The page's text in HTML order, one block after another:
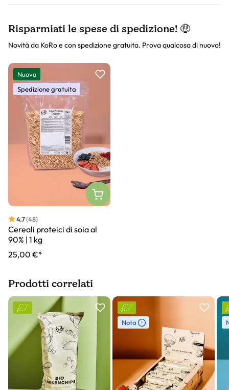
Risparmiati le spese di spedizione! 🤑
Novità da KoRo e con spedizione gratuita. Prova qualcosa di nuovo!
Slider prodotto
Nuovo
Spedizione gratuita
4.7(48)
Cereali proteici di soia al
90% | 1 kg
25,00 €*
Prodotti correlati
Slider prodotto
Nota